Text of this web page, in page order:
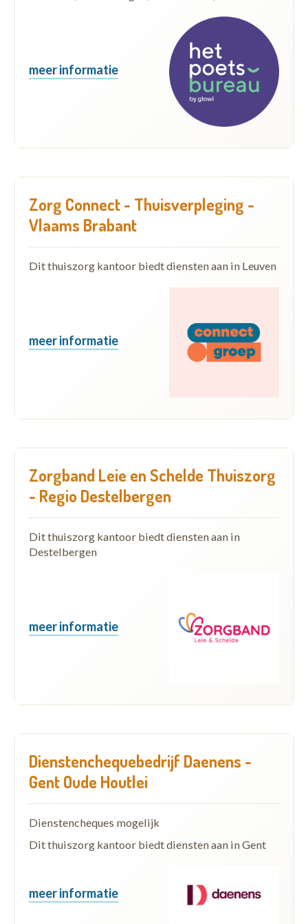
meer informatie
Zorg Connect - Thuisverpleging -
Vlaams Brabant
Dit thuiszorg kantoor biedt diensten aan in Leuven
meer informatie
Zorgband Leie en Schelde Thuiszorg
- Regio Destelbergen
Dit thuiszorg kantoor biedt diensten aan in
Destelbergen
meer informatie
Dienstenchequebedrijf Daenens -
Gent Oude Houtlei
Dienstencheques mogelijk
Dit thuiszorg kantoor biedt diensten aan in Gent
meer informatie